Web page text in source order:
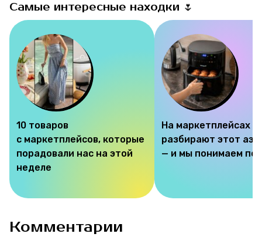
Самые интересные находки 🌷
10 товаров
с маркетплейсов, которые
порадовали нас на этой
неделе
На маркетплейсах
разбирают этот
— и мы понимаем
Комментарии